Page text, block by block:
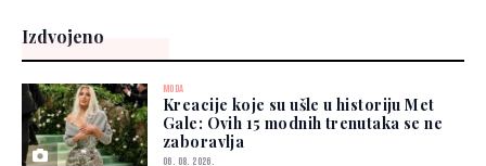
Izdvojeno
MODA
Kreacije koje su ušle u historiju Met
Gale: Ovih 15 modnih trenutaka se ne
zaboravlja
06. 08. 2026.